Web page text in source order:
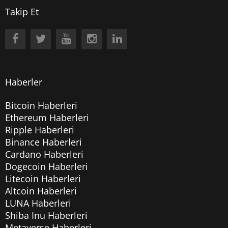
Takip Et
Haberler
Bitcoin Haberleri
Ethereum Haberleri
Ripple Haberleri
Binance Haberleri
Cardano Haberleri
Dogecoin Haberleri
Litecoin Haberleri
Altcoin Haberleri
LUNA Haberleri
Shiba Inu Haberleri